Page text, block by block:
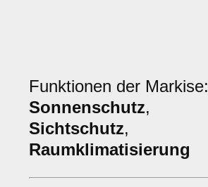
Funktionen der Markise:
Sonnenschutz,
Sichtschutz,
Raumklimatisierung